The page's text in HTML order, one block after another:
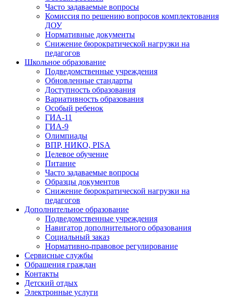
Часто задаваемые вопросы
Комиссия по решению вопросов комплектования
ДОУ
Нормативные документы
Снижение бюрократической нагрузки на
педагогов
Школьное образование
Подведомственные учреждения
Обновленные стандарты
Доступность образования
Вариативность образования
Особый ребенок
ГИА-11
ГИА-9
Олимпиады
ВПР, НИКО, PISA
Целевое обучение
Питание
Часто задаваемые вопросы
Образцы документов
Снижение бюрократической нагрузки на
педагогов
Дополнительное образование
Подведомственные учреждения
Навигатор дополнительного образования
Социальный заказ
Нормативно-правовое регулирование
Сервисные службы
Обращения граждан
Контакты
Детский отдых
Электронные услуги